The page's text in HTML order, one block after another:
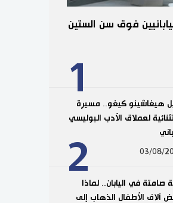
1
فوق سن الستين
2
هيغاشينو كيغو.. مسيرة
لعملاق الأدب البوليسي
03/08/
صامتة في اليابان.. لماذا
آلاف الأطفال الذهاب إلى